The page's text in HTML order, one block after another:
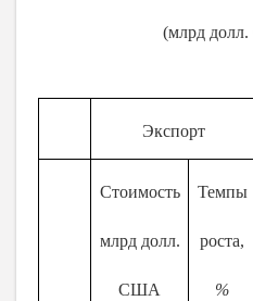
(млрд
Экспорт
Стоимость
млрд долл.
США
Темпы
роста,
%